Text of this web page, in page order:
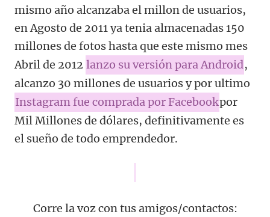
mismo año alcanzaba el millon de usuarios,
en Agosto de 2011 ya tenia almacenadas 150
millones de fotos hasta que este mismo mes
Abril de 2012 lanzo su versión para Android,
alcanzo 30 millones de usuarios y por ultimo
Instagram fue comprada por Facebookpor
Mil Millones de dólares, definitivamente es
el sueño de todo emprendedor.
Corre la voz con tus amigos/contactos: